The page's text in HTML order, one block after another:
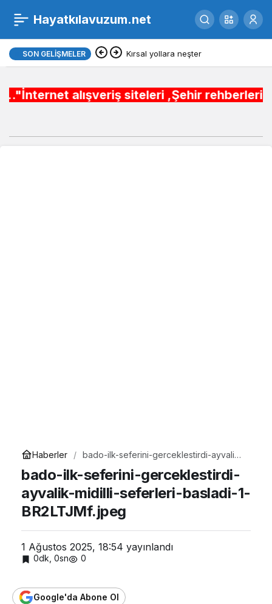
Hayatkılavuzum.net
SON GELIŞMELER Kırsal yollara neşter
alışveriş siteleri ,Şehir
Haberler
bado-ilk-seferini-gerceklestirdi-ayvalik-
bado-ilk-seferini-gerceklestirdi-
ayvalik-midilli-seferleri-basladi-1-
BR2LTJMf.jpeg
1 Ağustos 2025, 18:54 yayınlandı
0dk, 0sn 0
Google'da Abone Ol
bado-ilk-seferini-
gerceklestirdi-ayvalik-
0